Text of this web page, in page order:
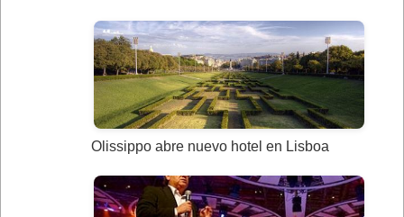
Olissippo abre nuevo hotel en Lisboa